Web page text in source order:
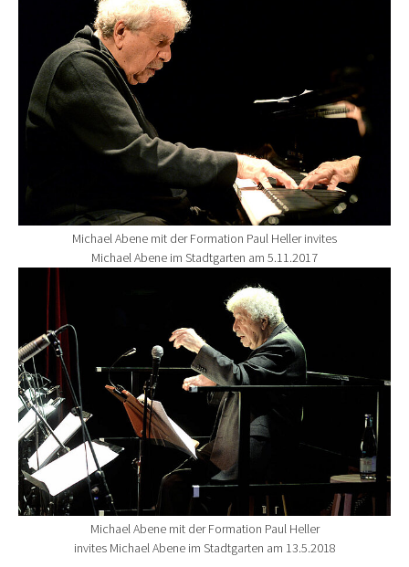
Michael Abene mit der Formation Paul Heller invites
Michael Abene im Stadtgarten am 5.11.2017
Show larger version for:
Michael Abene mit der Formation Paul Heller
invites Michael Abene im Stadtgarten am 13.5.2018